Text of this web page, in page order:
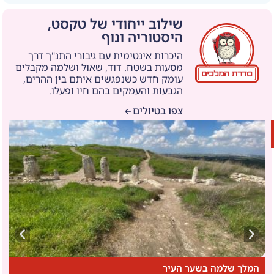
המלך שלמה בשער העיר
שילוב ייחודי של טקסט,
היסטוריה ונוף
היכרות אינטימית עם גיבורי התנ"ך דרך
מסעות בשטח. דוד, שאול ושלמה מקבלים
עומק חדש כשנפגשים איתם בין ההרים,
הגבעות והעמקים בהם חיו ופעלו.
צפו בטיולים